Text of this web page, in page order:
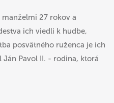
27 rokov a
ich viedli k hudbe,
posvätného ruženca je ich
Pavol II. - rodina, ktorá